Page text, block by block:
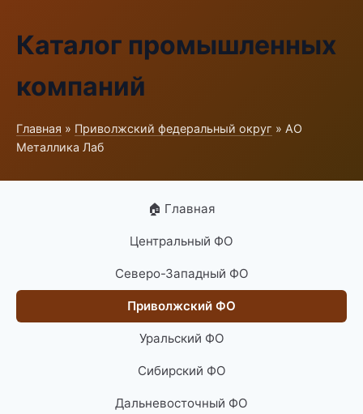
Каталог промышленных
компаний
Главная » Приволжский федеральный округ » АО
Металлика Лаб
🏠 Главная
Центральный ФО
Северо-Западный ФО
Приволжский ФО
Уральский ФО
Сибирский ФО
Дальневосточный ФО